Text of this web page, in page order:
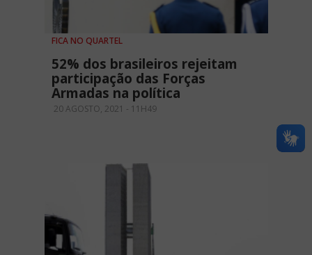
FICA NO QUARTEL
52% dos brasileiros rejeitam
participação das Forças
Armadas na política
20 AGOSTO, 2021 - 11H49